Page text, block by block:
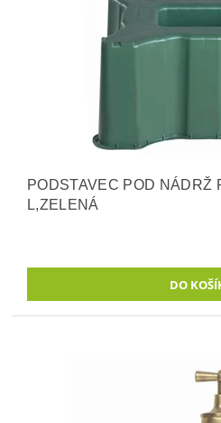
PODSTAVEC POD NÁDRŽ
L,ZELENÁ